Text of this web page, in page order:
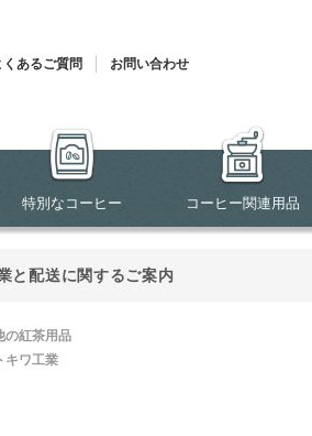
くあるご質問
お問い合わせ
特別なコーヒー コーヒー関連用品
と配送に関するご案内
の紅茶用品
トキワ工業